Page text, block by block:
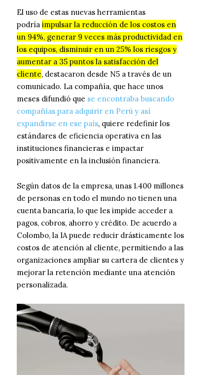
El uso de estas nuevas herramientas
podría impulsar la reducción de los costos en
un 94%, generar 9 veces más productividad en
los equipos, disminuir en un 25% los riesgos y
aumentar a 35 puntos la satisfacción del
cliente, destacaron desde N5 a través de un
comunicado. La compañía, que hace unos
meses difundió que se encontraba buscando
compañías para adquirir en Perú y así
expandirse en ese país, quiere redefinir los
estándares de eficiencia operativa en las
instituciones financieras e impactar
positivamente en la inclusión financiera.
Según datos de la empresa, unas 1.400 millones
de personas en todo el mundo no tienen una
cuenta bancaria, lo que les impide acceder a
pagos, cobros, ahorro y crédito. De acuerdo a
Colombo, la IA puede reducir drásticamente los
costos de atención al cliente, permitiendo a las
organizaciones ampliar su cartera de clientes y
mejorar la retención mediante una atención
personalizada.